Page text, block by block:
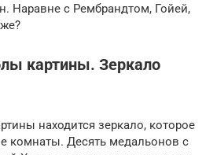
Наравне с Рембрандтом, Гойей,
картины. Зеркало
находится зеркало, которое
комнаты. Десять медальонов с